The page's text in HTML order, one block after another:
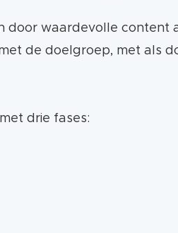
waardevolle content
de doelgroep, met als
drie fases: